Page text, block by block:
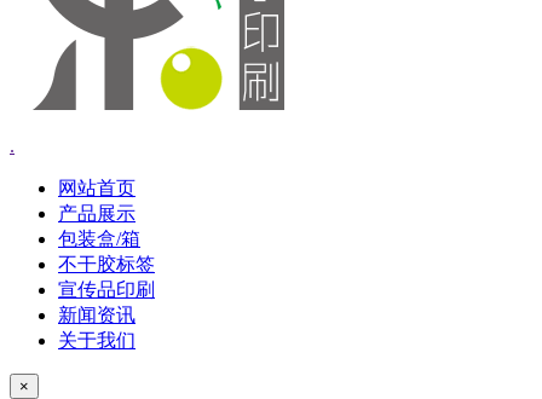
.
网站首页
产品展示
包装盒/箱
不干胶标签
宣传品印刷
新闻资讯
关于我们
×